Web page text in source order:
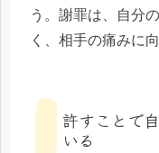
う。謝罪は、自分
く、相手の痛みに
許すことで
いる